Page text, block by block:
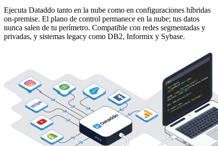
Ejecuta Dataddo tanto en la nube como en configuraciones híbridas
on-premise. El plano de control permanece en la nube; tus datos
nunca salen de tu perímetro. Compatible con redes segmentadas y
privadas, y sistemas legacy como DB2, Informix y Sybase.